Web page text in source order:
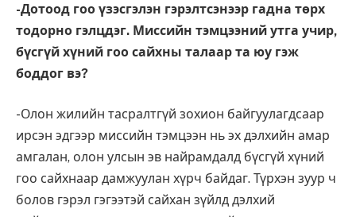
-Дотоод гоо үзэсгэлэн гэрэлтсэнээр гадна төрх
тодорно гэлцдэг. Миссийн тэмцээний утга учир,
бүсгүй хүний гоо сайхны талаар та юу гэж
боддог вэ?
-Олон жилийн тасралтгүй зохион байгуулагдсаар
ирсэн эдгээр миссийн тэмцээн нь эх дэлхийн амар
амгалан, олон улсын эв найрамдалд бүсгүй хүний
гоо сайхнаар дамжуулан хүрч байдаг. Түрхэн зуур ч
болов гэрэл гэгээтэй сайхан зүйлд дэлхий